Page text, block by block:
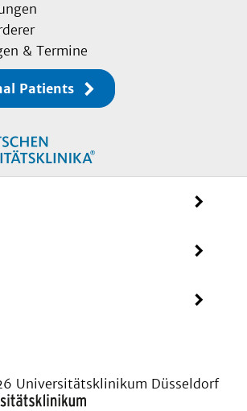
& Termine
Patients
Universitätsklinikum Düsseldorf